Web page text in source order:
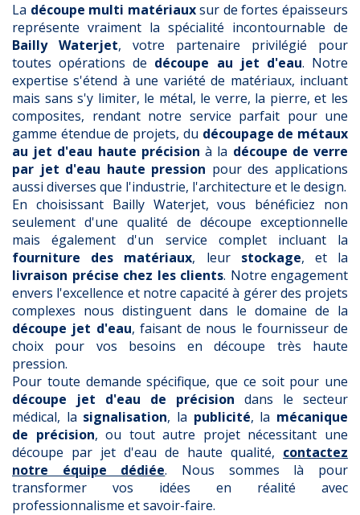
La découpe multi matériauxsur de fortes épaisseurs
représente vraiment la spécialité incontournable de
Bailly Waterjet, votre partenaire privilégié pour
toutes opérations de découpe au jet d'eau. Notre
expertise s'étend à une variété de matériaux, incluant
mais sans s'y limiter, le métal, le verre, la pierre, et les
composites, rendant notre service parfait pour une
gamme étendue de projets, du découpage de métaux
au jet d'eau haute précision à la découpe de verre
par jet d'eau haute pression pour des applications
aussi diverses que l'industrie, l'architecture et le design.
En choisissant Bailly Waterjet, vous bénéficiez non
seulement d'une qualité de découpe exceptionnelle
mais également d'un service complet incluant la
fourniture des matériaux, leur stockage, et la
livraison précise chez les clients. Notre engagement
envers l'excellence et notre capacité à gérer des projets
complexes nous distinguent dans le domaine de la
découpe jet d'eau, faisant de nous le fournisseur de
choix pour vos besoins en découpe très haute
pression.
Pour toute demande spécifique, que ce soit pour une
découpe jet d'eau de précision dans le secteur
médical, la signalisation, la publicité, la mécanique
de précision, ou tout autre projet nécessitant une
découpe par jet d'eau de haute qualité, contactez
notre équipe dédiée. Nous sommes là pour
transformer vos idées en réalité avec
professionnalisme et savoir-faire.